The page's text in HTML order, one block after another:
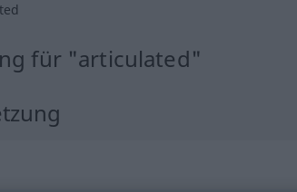
für "articulated"